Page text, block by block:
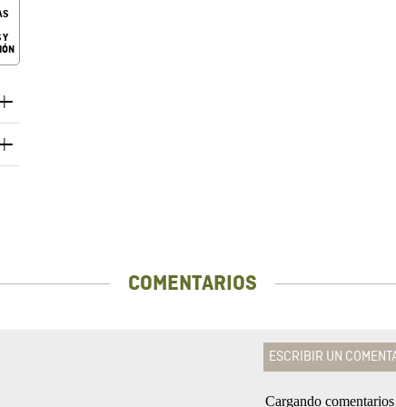
Y
COMENTARIOS
ESCRIBIR UN
Cargando